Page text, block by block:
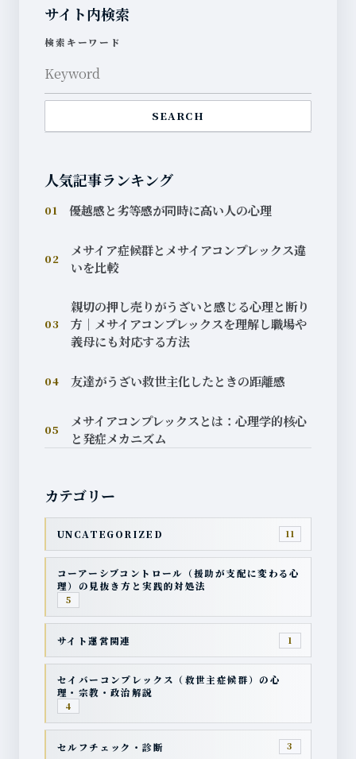
サイト内検索
検索キーワード
SEARCH
人気記事ランキング
01 優越感と劣等感が同時に高い人の心理
02
メサイア症候群とメサイアコンプレックス違
いを比較
03
親切の押し売りがうざいと感じる心理と断り
方｜メサイアコンプレックスを理解し職場や
義母にも対応する方法
04 友達がうざい救世主化したときの距離感
05
メサイアコンプレックスとは：心理学的核心
と発症メカニズム
カテゴリー
UNCATEGORIZED 11
コーアーシブコントロール（援助が支配に変わる心
理）の見抜き方と実践的対処法
5
サイト運営関連 1
セイバーコンプレックス（救世主症候群）の心
理・宗教・政治解説
4
セルフチェック・診断 3